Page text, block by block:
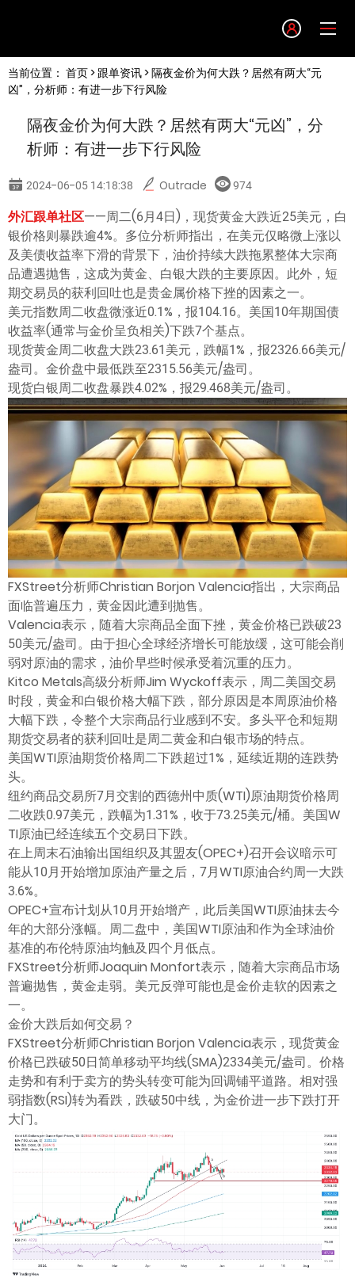
English
简体中文
한글
日本語
Tiếng việt
ไทย
当前位置： 首页> 跟单资讯> 隔夜金价为何大跌？居然有两大“元
凶”，分析师：有进一步下行风险
隔夜金价为何大跌？居然有两大“元凶”，分
析师：有进一步下行风险
2024-06-05 14:18:38 Outrade 974
外汇跟单社区——周二(6月4日)，现货黄金大跌近25美元，白
银价格则暴跌逾4%。多位分析师指出，在美元仅略微上涨以
及美债收益率下滑的背景下，油价持续大跌拖累整体大宗商
品遭遇抛售，这成为黄金、白银大跌的主要原因。此外，短
期交易员的获利回吐也是贵金属价格下挫的因素之一。
美元指数周二收盘微涨近0.1%，报104.16。美国10年期国债
收益率(通常与金价呈负相关)下跌7个基点。
现货黄金周二收盘大跌23.61美元，跌幅1%，报2326.66美元/
盎司。金价盘中最低跌至2315.56美元/盎司。
现货白银周二收盘暴跌4.02%，报29.468美元/盎司。
FXStreet分析师Christian Borjon Valencia指出，大宗商品
面临普遍压力，黄金因此遭到抛售。
Valencia表示，随着大宗商品全面下挫，黄金价格已跌破23
50美元/盎司。由于担心全球经济增长可能放缓，这可能会削
弱对原油的需求，油价早些时候承受着沉重的压力。
Kitco Metals高级分析师Jim Wyckoff表示，周二美国交易
时段，黄金和白银价格大幅下跌，部分原因是本周原油价格
大幅下跌，令整个大宗商品行业感到不安。多头平仓和短期
期货交易者的获利回吐是周二黄金和白银市场的特点。
美国WTI原油期货价格周二下跌超过1%，延续近期的连跌势
头。
纽约商品交易所7月交割的西德州中质(WTI)原油期货价格周
二收跌0.97美元，跌幅为1.31%，收于73.25美元/桶。美国W
TI原油已经连续五个交易日下跌。
在上周末石油输出国组织及其盟友(OPEC+)召开会议暗示可
能从10月开始增加原油产量之后，7月WTI原油合约周一大跌
3.6%。
OPEC+宣布计划从10月开始增产，此后美国WTI原油抹去今
年的大部分涨幅。周二盘中，美国WTI原油和作为全球油价
基准的布伦特原油均触及四个月低点。
FXStreet分析师Joaquin Monfort表示，随着大宗商品市场
普遍抛售，黄金走弱。美元反弹可能也是金价走软的因素之
一。
金价大跌后如何交易？
FXStreet分析师Christian Borjon Valencia表示，现货黄金
价格已跌破50日简单移动平均线(SMA)2334美元/盎司。价格
走势和有利于卖方的势头转变可能为回调铺平道路。相对强
弱指数(RSI)转为看跌，跌破50中线，为金价进一步下跌打开
大门。